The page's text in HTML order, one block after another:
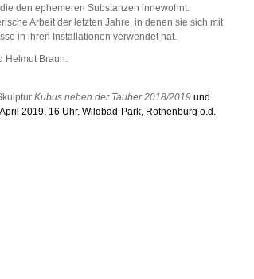
den ephemeren Substanzen innewohnt.
Arbeit der letzten Jahre, in denen sie sich mit
in ihren Installationen verwendet hat.
Helmut Braun.
Kubus neben der Tauber 2018/2019 und
2019, 16 Uhr. Wildbad-Park, Rothenburg o.d.